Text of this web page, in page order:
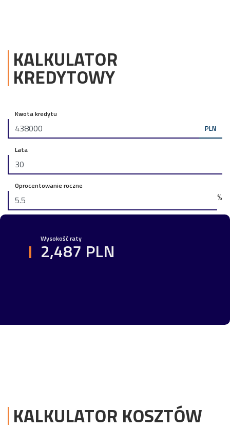
KALKULATOR
KREDYTOWY
Kwota kredytu
PLN
Lata
Oprocentowanie roczne
%
Wysokość raty
2,487 PLN
KALKULATOR KOSZTÓW